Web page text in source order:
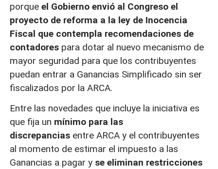
porque el Gobierno envió al Congreso el
proyecto de reforma a la ley de Inocencia
Fiscal que contempla recomendaciones de
contadores para dotar al nuevo mecanismo de
mayor seguridad para que los contribuyentes
puedan entrar a Ganancias Simplificado sin ser
fiscalizados por la ARCA.
Entre las novedades que incluye la iniciativa es
que fija un mínimo para las
discrepancias entre ARCA y el contribuyentes
al momento de estimar el impuesto a las
Ganancias a pagar y se eliminan restricciones